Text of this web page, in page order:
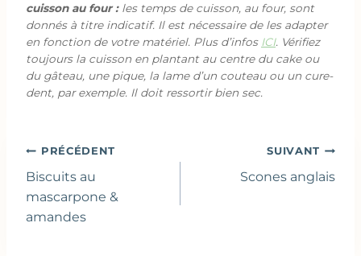
cuisson au four :les temps de cuisson, au four, sont
donnés à titre indicatif. Il est nécessaire de les adapter
en fonction de votre matériel. Plus d’infos ICI. Vérifiez
toujours la cuisson en plantant au centre du cake ou
du gâteau, une pique, la lame d’un couteau ou un cure-
dent, par exemple. Il doit ressortir bien sec.
Navigation
de
l’article
PRÉCÉDENT
Biscuits au
mascarpone &
amandes
SUIVANT
Scones anglais